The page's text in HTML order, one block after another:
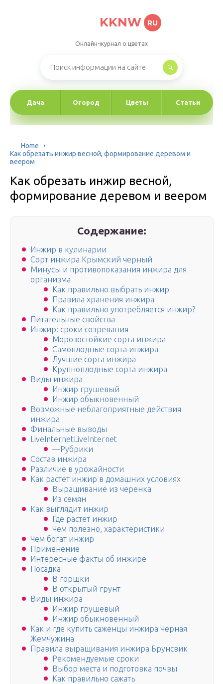
KKNW RU
Онлайн-журнал о цветах
Дача Огород Цветы Статьи
Home
Как обрезать инжир весной, формирование деревом и
веером
Как обрезать инжир весной,
формирование деревом и веером
Содержание:
Инжир в кулинарии
Сорт инжира Крымский черный
Минусы и противопоказания инжира для
организма
Как правильно выбрать инжир
Правила хранения инжира
Как правильно употребляется инжир?
Питательные свойства
Инжир: сроки созревания
Морозостойкие сорта инжира
Самоплодные сорта инжира
Лучшие сорта инжира
Крупноплодные сорта инжира
Виды инжира
Инжир грушевый
Инжир обыкновенный
Возможные неблагоприятные действия
инжира
Финальные выводы
LiveInternetLiveInternet
—Рубрики
Состав инжира
Различие в урожайности
Как растет инжир в домашних условиях
Выращивание из черенка
Из семян
Как выглядит инжир
Где растет инжир
Чем полезно, характеристики
Чем богат инжир
Применение
Интересные факты об инжире
Посадка
В горшки
В открытый грунт
Виды инжира
Инжир грушевый
Инжир обыкновенный
Как и где купить саженцы инжира Черная
Жемчужина
Правила выращивания инжира Брунсвик
Рекомендуемые сроки
Выбор места и подготовка почвы
Как правильно сажать